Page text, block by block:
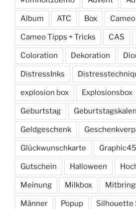
Album ATC Box Cameo
Cameo Tipps + Tricks CAS
Coloration Dekoration
DistressInks
explosion box Explosionsbox
Geburtstag
Geldgeschenk
Glückwunschkarte Graphic45
Gutschein Halloween
Meinung Milkbox
Männer Popup Silhouette